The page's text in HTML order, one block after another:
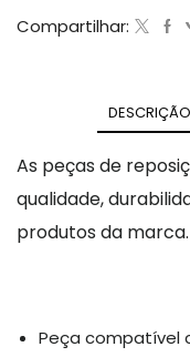
Compartilhar:
DESCRIÇÃO
As peças de
qualidade,
produtos da marca.
Peça compatível